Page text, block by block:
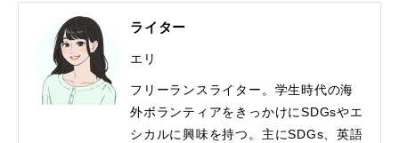
ライター
エリ
フリーランスライター。学生時代の海
外ボランティアをきっかけにSDGsやエ
シカルに興味を持つ。主にSDGs、英語